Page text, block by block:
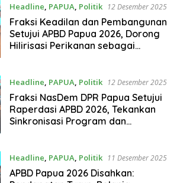
Headline PAPUA Politik 12 Desember 2025
Fraksi Keadilan dan Pembangunan
Setujui APBD Papua 2026, Dorong
Hilirisasi Perikanan sebagai
Headline, PAPUA, Politik 12 Desember 2025
Fraksi NasDem DPR Papua Setujui
Raperdasi APBD 2026, Tekankan
Sinkronisasi Program dan
Headline, PAPUA, Politik 11 Desember 2025
APBD Papua 2026 Disahkan: